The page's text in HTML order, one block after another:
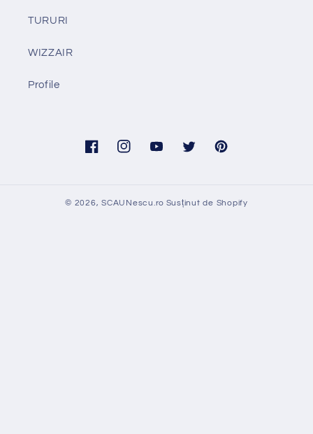
TURURI
WIZZAIR
Profile
FacebookInstagramYouTubeTwitter Pinterest
© 2026,SCAUNescu.ro Susținut de Shopify